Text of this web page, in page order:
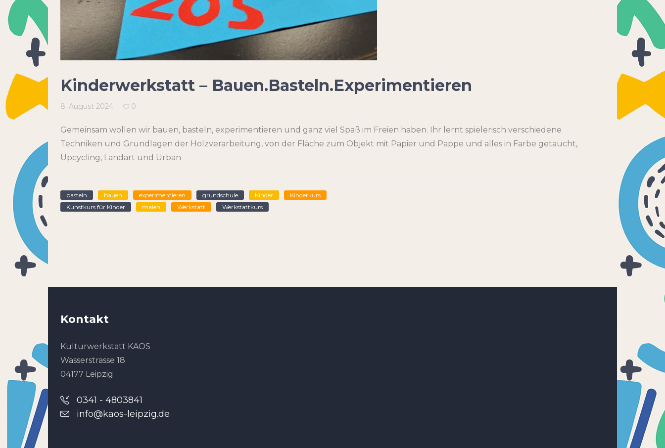
Kinderwerkstatt – Bauen.Basteln.Experimentieren
8. August 2024 0
Gemeinsam wollen wir bauen, basteln, experimentieren und ganz viel Spaß im Freien haben. Ihr lernt spielerisch verschiedene
Techniken und Grundlagen der Holzverarbeitung, von der Fläche zum Objekt mit Papier und Pappe und alles in Farbe getaucht,
Upcycling, Landart und Urban
basteln bauen experimentieren grundschule Kinder
Kinderkurs
Kunstkurs für Kinder
malen Werkstatt Werkstattkurs
Kontakt
Kulturwerkstatt KAOS
Wasserstrasse 18
04177 Leipzig
0341 - 4803841
info@kaos-leipzig.de